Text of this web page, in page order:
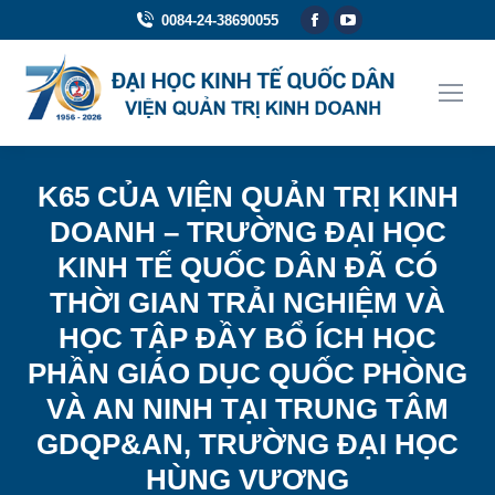
0084-24-38690055
Facebook
opens
in
YouTube
opens
in
K65 CỦA VIỆN QUẢN TRỊ KINH
DOANH – TRƯỜNG ĐẠI HỌC
KINH TẾ QUỐC DÂN ĐÃ CÓ
THỜI GIAN TRẢI NGHIỆM VÀ
HỌC TẬP ĐẦY BỔ ÍCH HỌC
PHẦN GIÁO DỤC QUỐC PHÒNG
VÀ AN NINH TẠI TRUNG TÂM
GDQP&AN, TRƯỜNG ĐẠI HỌC
HÙNG VƯƠNG